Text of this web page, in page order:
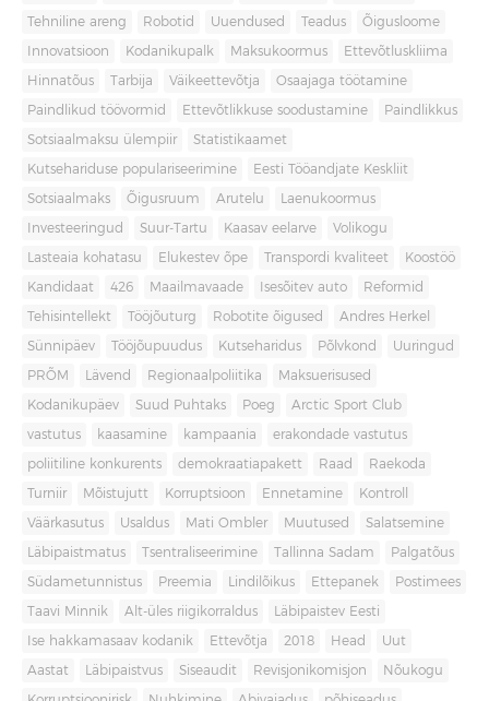
Tehniline areng Robotid Uuendused Teadus Õigusloome
Innovatsioon Kodanikupalk Maksukoormus Ettevõtluskliima
Hinnatõus Tarbija Väikeettevõtja Osaajaga töötamine
Paindlikud töövormid Ettevõtlikkuse soodustamine Paindlikkus
Sotsiaalmaksu ülempiir Statistikaamet
Kutsehariduse populariseerimine Eesti Tööandjate Keskliit
Sotsiaalmaks Õigusruum Arutelu Laenukoormus
Investeeringud Suur-Tartu Kaasav eelarve Volikogu
Lasteaia kohatasu Elukestev õpe Transpordi kvaliteet Koostöö
Kandidaat 426 Maailmavaade Isesõitev auto Reformid
Tehisintellekt Tööjõuturg Robotite õigused Andres Herkel
Sünnipäev Tööjõupuudus Kutseharidus Põlvkond Uuringud
PRÕM Lävend Regionaalpoliitika Maksuerisused
Kodanikupäev Suud Puhtaks Poeg Arctic Sport Club
vastutus kaasamine kampaania erakondade vastutus
poliitiline konkurents demokraatiapakett Raad Raekoda
Turniir Mõistujutt Korruptsioon Ennetamine Kontroll
Väärkasutus Usaldus Mati Ombler Muutused Salatsemine
Läbipaistmatus Tsentraliseerimine Tallinna Sadam Palgatõus
Südametunnistus Preemia Lindilõikus Ettepanek Postimees
Taavi Minnik Alt-üles riigikorraldus Läbipaistev Eesti
Ise hakkamasaav kodanik Ettevõtja 2018 Head Uut
Aastat Läbipaistvus Siseaudit Revisjonikomisjon Nõukogu